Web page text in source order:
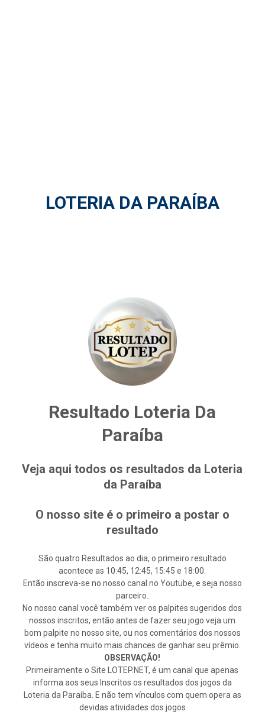
LOTERIA DA PARAÍBA
Resultado Loteria Da
Paraíba
Veja aqui todos os resultados da Loteria
da Paraíba
O nosso site é o primeiro a postar o
resultado
São quatro Resultados ao dia, o primeiro resultado
acontece as 10:45, 12:45, 15:45 e 18:00.
Então inscreva-se no nosso canal no Youtube, e seja nosso
parceiro.
No nosso canal você também ver os palpites sugeridos dos
nossos inscritos, então antes de fazer seu jogo veja um
bom palpite no nosso site, ou nos comentários dos nossos
vídeos e tenha muito mais chances de ganhar seu prêmio.
OBSERVAÇÃO!
Primeiramente o Site LOTEP.NET, é um canal que apenas
informa aos seus Inscritos os resultados dos jogos da
Loteria da Paraíba. E não tem vínculos com quem opera as
devidas atividades dos jogos